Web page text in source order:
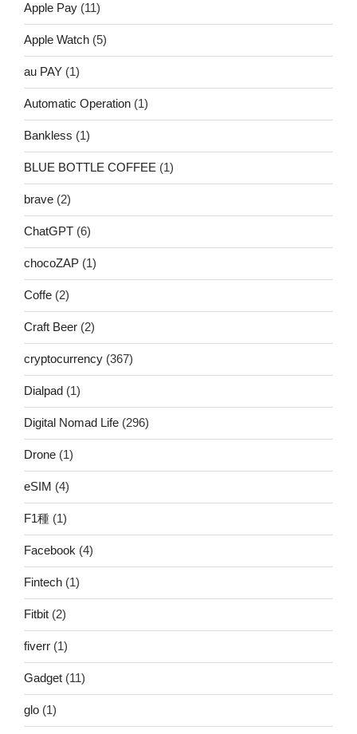
Apple Pay (11)
Apple Watch (5)
au PAY (1)
Automatic Operation (1)
Bankless (1)
BLUE BOTTLE COFFEE (1)
brave (2)
ChatGPT (6)
chocoZAP (1)
Coffe (2)
Craft Beer (2)
cryptocurrency (367)
Dialpad (1)
Digital Nomad Life (296)
Drone (1)
eSIM (4)
F1種 (1)
Facebook (4)
Fintech (1)
Fitbit (2)
fiverr (1)
Gadget (11)
glo (1)